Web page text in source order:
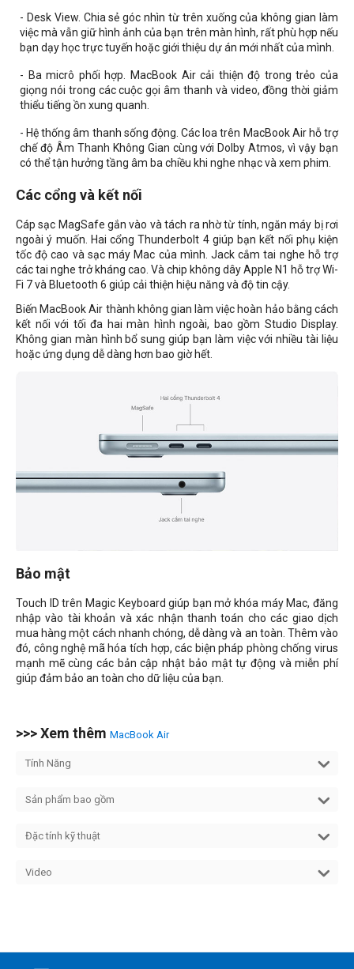
- Desk View. Chia sẻ góc nhìn từ trên xuống của không gian làm
việc mà vẫn giữ hình ảnh của bạn trên màn hình, rất phù hợp nếu
bạn dạy học trực tuyến hoặc giới thiệu dự án mới nhất của mình.
- Ba micrô phối hợp. MacBook Air cải thiện độ trong trẻo của
giọng nói trong các cuộc gọi âm thanh và video, đồng thời giảm
thiểu tiếng ồn xung quanh.
- Hệ thống âm thanh sống động. Các loa trên MacBook Air hỗ trợ
chế độ Âm Thanh Không Gian cùng với Dolby Atmos, vì vậy bạn
có thể tận hưởng tầng âm ba chiều khi nghe nhạc và xem phim.
Các cổng và kết nối
Cáp sạc MagSafe gắn vào và tách ra nhờ từ tính, ngăn máy bị rơi
ngoài ý muốn. Hai cổng Thunderbolt 4 giúp bạn kết nối phụ kiện
tốc độ cao và sạc máy Mac của mình. Jack cắm tai nghe hỗ trợ
các tai nghe trở kháng cao. Và chip không dây Apple N1 hỗ trợ Wi-
Fi 7 và Bluetooth 6 giúp cải thiện hiệu năng và độ tin cậy.
Biến MacBook Air thành không gian làm việc hoàn hảo bằng cách
kết nối với tối đa hai màn hình ngoài, bao gồm Studio Display.
Không gian màn hình bổ sung giúp bạn làm việc với nhiều tài liệu
hoặc ứng dụng dễ dàng hơn bao giờ hết.
Bảo mật
Touch ID trên Magic Keyboard giúp bạn mở khóa máy Mac, đăng
nhập vào tài khoản và xác nhận thanh toán cho các giao dịch
mua hàng một cách nhanh chóng, dễ dàng và an toàn. Thêm vào
đó, công nghệ mã hóa tích hợp, các biện pháp phòng chống virus
mạnh mẽ cùng các bản cập nhật bảo mật tự động và miễn phí
giúp đảm bảo an toàn cho dữ liệu của bạn.
>>> Xem thêm MacBook Air
Tính Năng
Sản phẩm bao gồm
Đặc tính kỹ thuật
Video